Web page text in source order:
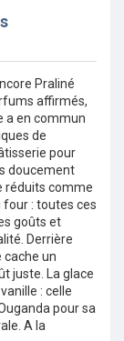
Praliné
affirmés,
a en commun
de
pour
doucement
réduits comme
four : toutes ces
goûts et
Derrière
un
juste. La glace
: celle
pour sa
A la